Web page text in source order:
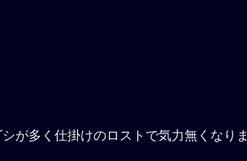
が多く仕掛けのロストで気力無くなりま